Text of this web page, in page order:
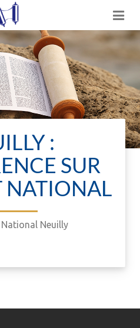
:
SUR
NATIONAL